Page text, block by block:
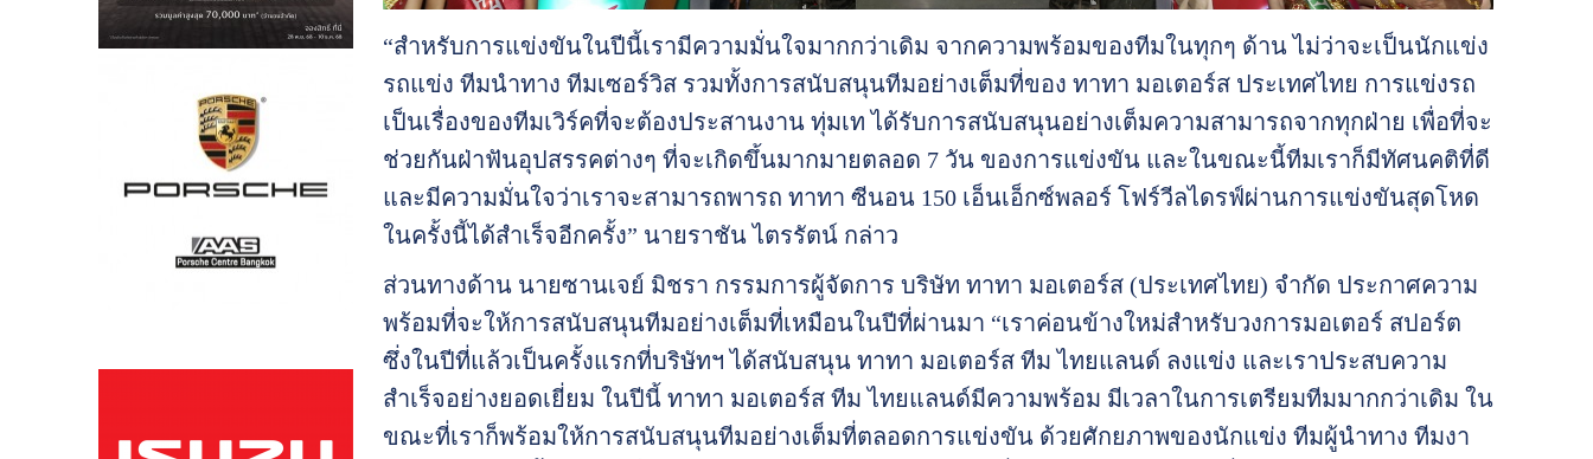
“สำหรับการแข่งขันในปีนี้เรามีความมั่นใจมากกว่าเดิม จากความพร้อมของทีมในทุกๆ ด้าน ไม่ว่าจะเป็นนักแข่ง
รถแข่ง ทีมนำทาง ทีมเซอร์วิส รวมทั้งการสนับสนุนทีมอย่างเต็มที่ของ ทาทา มอเตอร์ส ประเทศไทย การแข่งรถ
เป็นเรื่องของทีมเวิร์คที่จะต้องประสานงาน ทุ่มเท ได้รับการสนับสนุนอย่างเต็มความสามารถจากทุกฝ่าย เพื่อที่จะ
ช่วยกันฝ่าฟันอุปสรรคต่างๆ ที่จะเกิดขึ้นมากมายตลอด 7 วัน ของการแข่งขัน และในขณะนี้ทีมเราก็มีทัศนคติที่ดี
และมีความมั่นใจว่าเราจะสามารถพารถ ทาทา ซีนอน 150 เอ็นเอ็กซ์พลอร์ โฟร์วีลไดรฟ์ผ่านการแข่งขันสุดโหด
ในครั้งนี้ได้สำเร็จอีกครั้ง” นายราชัน ไตรรัตน์ กล่าว
ส่วนทางด้าน นายซานเจย์ มิชรา กรรมการผู้จัดการ บริษัท ทาทา มอเตอร์ส (ประเทศไทย) จำกัด ประกาศความ
พร้อมที่จะให้การสนับสนุนทีมอย่างเต็มที่เหมือนในปีที่ผ่านมา “เราค่อนข้างใหม่สำหรับวงการมอเตอร์ สปอร์ต
ซึ่งในปีที่แล้วเป็นครั้งแรกที่บริษัทฯ ได้สนับสนุน ทาทา มอเตอร์ส ทีม ไทยแลนด์ ลงแข่ง และเราประสบความ
สำเร็จอย่างยอดเยี่ยม ในปีนี้ ทาทา มอเตอร์ส ทีม ไทยแลนด์มีความพร้อม มีเวลาในการเตรียมทีมมากกว่าเดิม ใน
ขณะที่เราก็พร้อมให้การสนับสนุนทีมอย่างเต็มที่ตลอดการแข่งขัน ด้วยศักยภาพของนักแข่ง ทีมผู้นำทาง ทีมงา